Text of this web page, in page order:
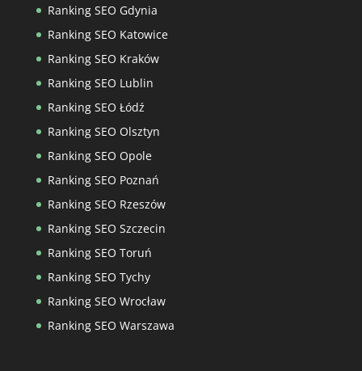
Ranking SEO Gdynia
Ranking SEO Katowice
Ranking SEO Kraków
Ranking SEO Lublin
Ranking SEO Łódź
Ranking SEO Olsztyn
Ranking SEO Opole
Ranking SEO Poznań
Ranking SEO Rzeszów
Ranking SEO Szczecin
Ranking SEO Toruń
Ranking SEO Tychy
Ranking SEO Wrocław
Ranking SEO Warszawa